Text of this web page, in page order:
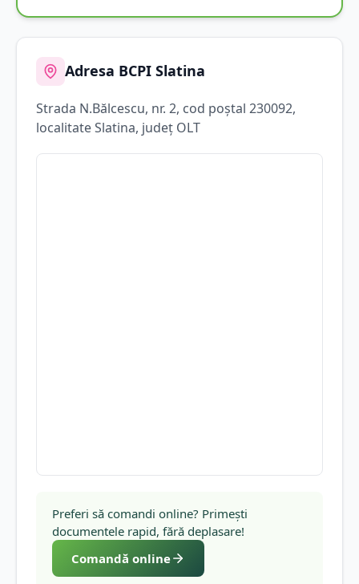
Adresa BCPI Slatina
Strada N.Bălcescu, nr. 2, cod poștal 230092,
localitateSlatina, județ OLT
Preferi să comandi online? Primești
documentele rapid, fără deplasare!
Comandă online